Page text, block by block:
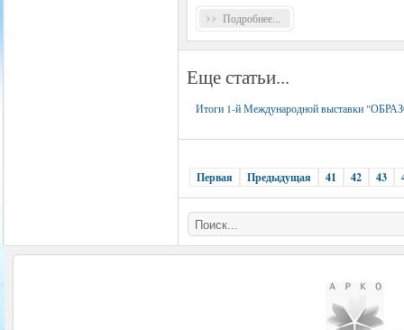
Подробнее...
Еще статьи...
Итоги 1-й Международной выставки
Первая Предыдущая 41 42 43